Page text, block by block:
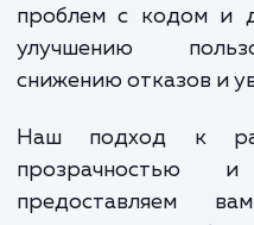
вашего сайта.
Получив
выявить и
получите